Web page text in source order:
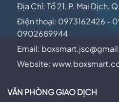
Địa Chỉ: Tổ 21, P. Mai Dịch,
Điện thoại: 0973162426 -
0902689944
Email:
Website:
VĂN PHÒNG GIAO DỊCH